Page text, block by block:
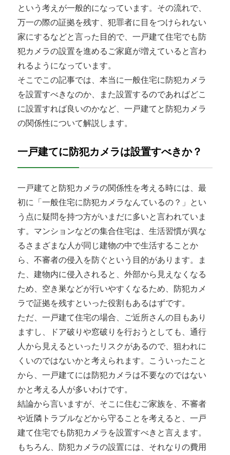
という考えが一般的になっています。その流れで、
万一の際の証拠を残す、犯罪者に目をつけられない
家にするなどと言った目的で、一戸建て住宅でも防
犯カメラの設置を進めるご家庭が増えていると言わ
れるようになっています。
そこでこの記事では、本当に一般住宅に防犯カメラ
を設置すべきなのか、また設置するのであればどこ
に設置すれば良いのかなど、一戸建てと防犯カメラ
の関係性について解説します。
一戸建てに防犯カメラは設置すべきか？
一戸建てと防犯カメラの関係性を考える時には、最
初に「一般住宅に防犯カメラなんているの？」とい
う点に疑問を持つ方がいまだに多いと言われていま
す。マンションなどの集合住宅は、生活習慣が異な
るさまざまな人が同じ建物の中で生活することか
ら、不審者の侵入を防ぐという目的があります。ま
た、建物内に侵入されると、外部から見えなくなる
ため、空き巣などが行いやすくなるため、防犯カメ
ラで証拠を残すといった役割もあるはずです。
ただ、一戸建て住宅の場合、ご近所さんの目もあり
ますし、ドア破りや窓破りを行おうとしても、通行
人から見えるといったリスクがあるので、狙われに
くいのではないかと考えられます。こういったこと
から、一戸建てには防犯カメラは不要なのではない
かと考える人が多いわけです。
結論から言いますが、そこに住むご家族を、不審者
や近隣トラブルなどから守ることを考えると、一戸
建て住宅でも防犯カメラを設置すべきと言えます。
もちろん、防犯カメラの設置には、それなりの費用